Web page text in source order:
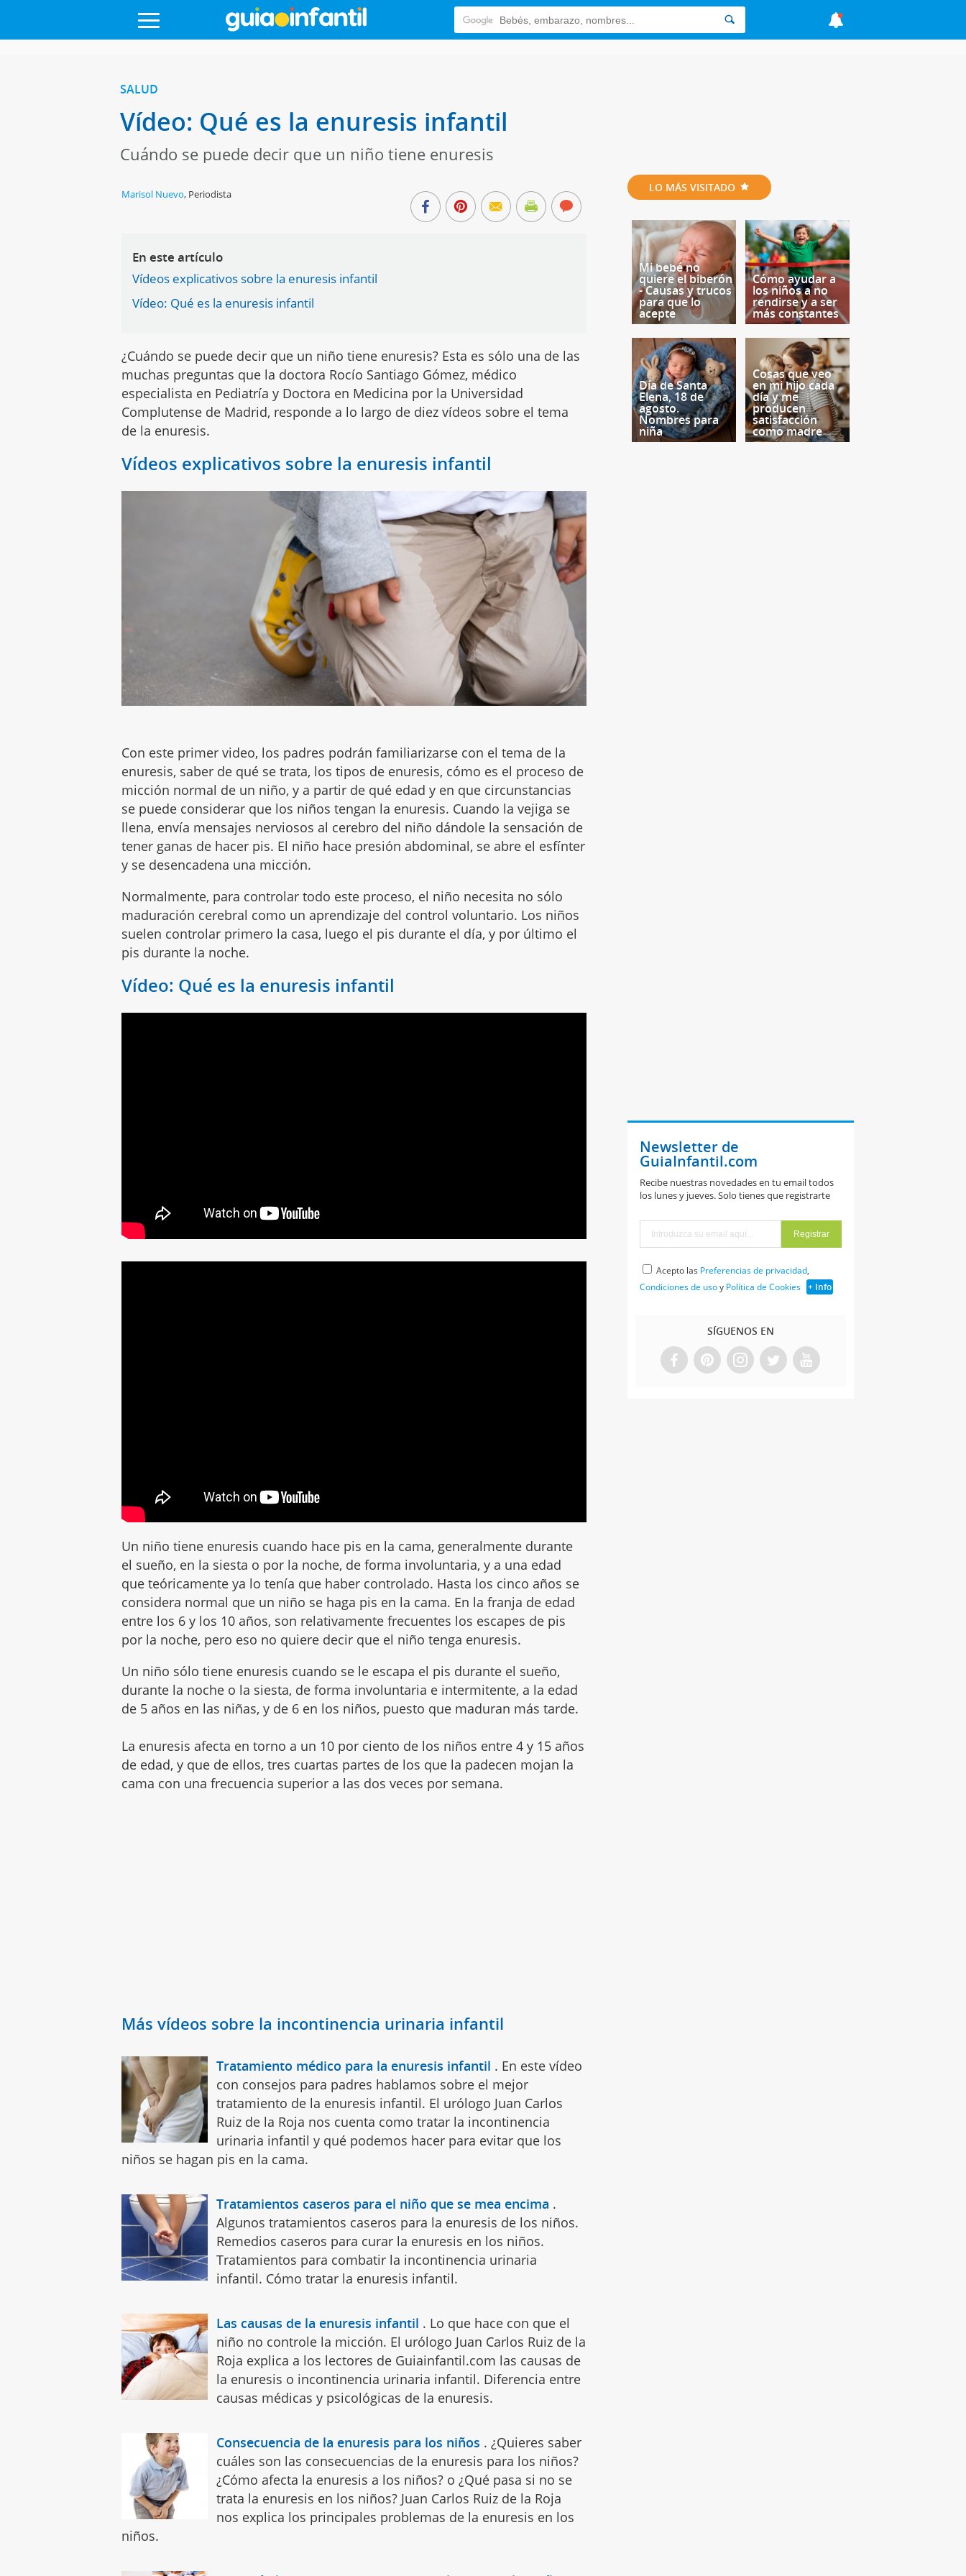
SALUD
Vídeo: Qué es la enuresis infantil
Cuándo se puede decir que un niño tiene enuresis
Marisol Nuevo, Periodista
En este artículo
Vídeos explicativos sobre la enuresis infantil
Vídeo: Qué es la enuresis infantil
¿Cuándo se puede decir que un niño tiene enuresis? Esta es sólo una de las
muchas preguntas que la doctora Rocío Santiago Gómez, médico
especialista en Pediatría y Doctora en Medicina por la Universidad
Complutense de Madrid, responde a lo largo de diez vídeos sobre el tema
de la enuresis.
Vídeos explicativos sobre la enuresis infantil
Con este primer video, los padres podrán familiarizarse con el tema de la
enuresis, saber de qué se trata, los tipos de enuresis, cómo es el proceso de
micción normal de un niño, y a partir de qué edad y en que circunstancias
se puede considerar que los niños tengan la enuresis. Cuando la vejiga se
llena, envía mensajes nerviosos al cerebro del niño dándole la sensación de
tener ganas de hacer pis. El niño hace presión abdominal, se abre el esfínter
y se desencadena una micción.
Normalmente, para controlar todo este proceso, el niño necesita no sólo
maduración cerebral como un aprendizaje del control voluntario. Los niños
suelen controlar primero la casa, luego el pis durante el día, y por último el
pis durante la noche.
Vídeo: Qué es la enuresis infantil
Un niño tiene enuresis cuando hace pis en la cama, generalmente durante
el sueño, en la siesta o por la noche, de forma involuntaria, y a una edad
que teóricamente ya lo tenía que haber controlado. Hasta los cinco años se
considera normal que un niño se haga pis en la cama. En la franja de edad
entre los 6 y los 10 años, son relativamente frecuentes los escapes de pis
por la noche, pero eso no quiere decir que el niño tenga enuresis.
Un niño sólo tiene enuresis cuando se le escapa el pis durante el sueño,
durante la noche o la siesta, de forma involuntaria e intermitente, a la edad
de 5 años en las niñas, y de 6 en los niños, puesto que maduran más tarde.
La enuresis afecta en torno a un 10 por ciento de los niños entre 4 y 15 años
de edad, y que de ellos, tres cuartas partes de los que la padecen mojan la
cama con una frecuencia superior a las dos veces por semana.
Más vídeos sobre la incontinencia urinaria infantil
Tratamiento médico para la enuresis infantil . En este vídeo
con consejos para padres hablamos sobre el mejor
tratamiento de la enuresis infantil. El urólogo Juan Carlos
Ruiz de la Roja nos cuenta como tratar la incontinencia
urinaria infantil y qué podemos hacer para evitar que los
niños se hagan pis en la cama.
Tratamientos caseros para el niño que se mea encima .
Algunos tratamientos caseros para la enuresis de los niños.
Remedios caseros para curar la enuresis en los niños.
Tratamientos para combatir la incontinencia urinaria
infantil. Cómo tratar la enuresis infantil.
Las causas de la enuresis infantil . Lo que hace con que el
niño no controle la micción. El urólogo Juan Carlos Ruiz de la
Roja explica a los lectores de Guiainfantil.com las causas de
la enuresis o incontinencia urinaria infantil. Diferencia entre
causas médicas y psicológicas de la enuresis.
Consecuencia de la enuresis para los niños .¿Quieres saber
cuáles son las consecuencias de la enuresis para los niños?
¿Cómo afecta la enuresis a los niños? o ¿Qué pasa si no se
trata la enuresis en los niños? Juan Carlos Ruiz de la Roja
nos explica los principales problemas de la enuresis en los
niños.
LO MÁS VISITADO
Mi bebé no
quiere el biberón
- Causas y trucos
para que lo
acepte
Cómo ayudar a
los niños a no
rendirse y a ser
más constantes
Día de Santa
Elena, 18 de
agosto.
Nombres para
niña
Cosas que veo
en mi hijo cada
día y me
producen
satisfacción
como madre
Newsletter de
GuiaInfantil.com
Recibe nuestras novedades en tu email todos
los lunes y jueves. Solo tienes que registrarte
Acepto las Preferencias de privacidad,
Condiciones de usoy Política de Cookies + Info
SÍGUENOS EN